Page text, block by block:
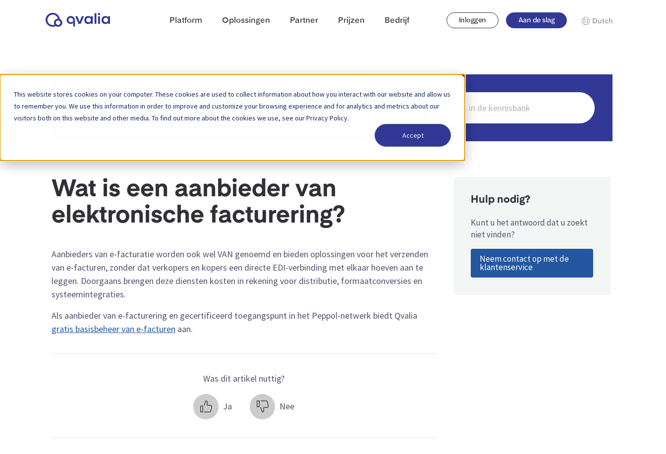
This website stores cookies on your computer. These cookies are used to collect information about how you interact with our website and allow us
to remember you. We use this information in order to improve and customize your browsing experience and for analytics and metrics about our
visitors both on this website and other media. To find out more about the cookies we use, see our Privacy Policy.
Accept
Platform Oplossingen Partner Prijzen Bedrijf Inloggen Aan de slag Dutch
Zoeken
naar
Home Kennisbank Elektronische facturering
Wat is een aanbieder van
elektronische facturering?
Aanbieders van e-facturatie worden ook wel VAN genoemd en bieden oplossingen voor het verzenden
van e-facturen, zonder dat verkopers en kopers een directe EDI-verbinding met elkaar hoeven aan te
leggen. Doorgaans brengen deze diensten kosten in rekening voor distributie, formaatconversies en
systeemintegraties.
Als aanbieder van e-facturering en gecertificeerd toegangspunt in het Peppol-netwerk biedt Qvalia
gratis basisbeheer van e-facturen aan.
Was dit artikel nuttig?
Ja Nee
Hulp nodig?
Kunt u het antwoord dat u zoekt
niet vinden?
Neem contact op met de
klantenservice